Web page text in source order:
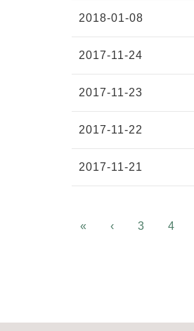
2018-01-08
2017-11-24
2017-11-23
2017-11-22
2017-11-21
« Previous
‹ 3 4